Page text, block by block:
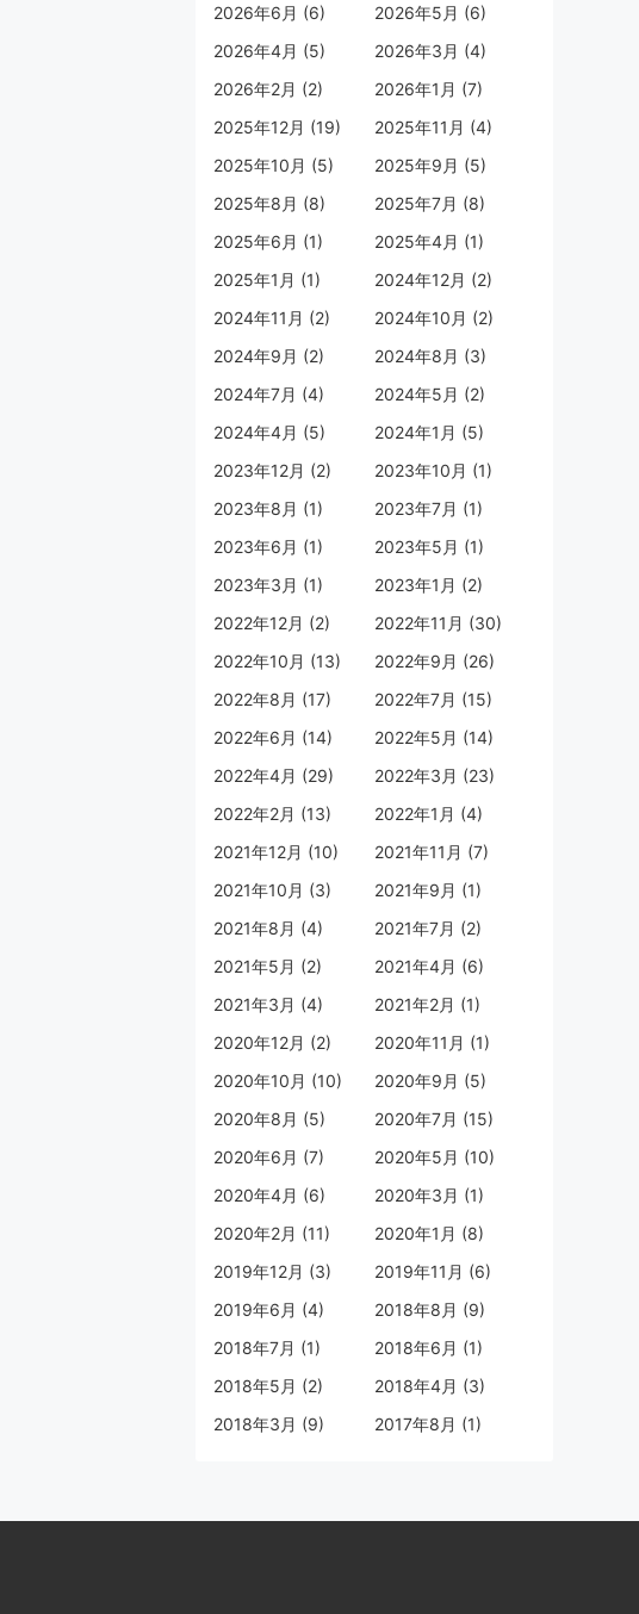
2026年6月 (6)
2026年5月 (6)
2026年4月 (5)
2026年3月 (4)
2026年2月 (2)
2026年1月 (7)
2025年12月 (19)
2025年11月 (4)
2025年10月 (5)
2025年9月 (5)
2025年8月 (8)
2025年7月 (8)
2025年6月 (1)
2025年4月 (1)
2025年1月 (1)
2024年12月 (2)
2024年11月 (2)
2024年10月 (2)
2024年9月 (2)
2024年8月 (3)
2024年7月 (4)
2024年5月 (2)
2024年4月 (5)
2024年1月 (5)
2023年12月 (2)
2023年10月 (1)
2023年8月 (1)
2023年7月 (1)
2023年6月 (1)
2023年5月 (1)
2023年3月 (1)
2023年1月 (2)
2022年12月 (2)
2022年11月 (30)
2022年10月 (13)
2022年9月 (26)
2022年8月 (17)
2022年7月 (15)
2022年6月 (14)
2022年5月 (14)
2022年4月 (29)
2022年3月 (23)
2022年2月 (13)
2022年1月 (4)
2021年12月 (10)
2021年11月 (7)
2021年10月 (3)
2021年9月 (1)
2021年8月 (4)
2021年7月 (2)
2021年5月 (2)
2021年4月 (6)
2021年3月 (4)
2021年2月 (1)
2020年12月 (2)
2020年11月 (1)
2020年10月 (10)
2020年9月 (5)
2020年8月 (5)
2020年7月 (15)
2020年6月 (7)
2020年5月 (10)
2020年4月 (6)
2020年3月 (1)
2020年2月 (11)
2020年1月 (8)
2019年12月 (3)
2019年11月 (6)
2019年6月 (4)
2018年8月 (9)
2018年7月 (1)
2018年6月 (1)
2018年5月 (2)
2018年4月 (3)
2018年3月 (9)
2017年8月 (1)